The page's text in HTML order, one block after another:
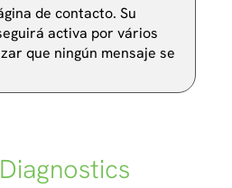
de contacto. Su
activa por vários
que ningún mensaje se